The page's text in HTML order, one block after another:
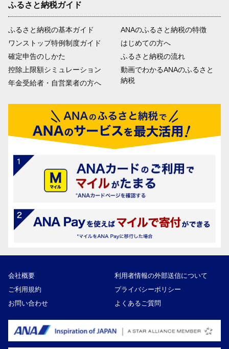
ふるさと納税ガイド
ふるさと納税の基本ガイド
ワンストップ特例制度ガイド
確定申告のしかた
控除上限額シミュレーション
年金受給者・自営業者の方へ
ANAのふるさと納税の特徴
はじめての方へ
ふるさと納税の流れ
動画でわかるANAのふるさと
納税
会社概要
利用者情報の外部送信について
ご利用規約
プライバシーポリシー
お問い合わせ
よくあるご質問